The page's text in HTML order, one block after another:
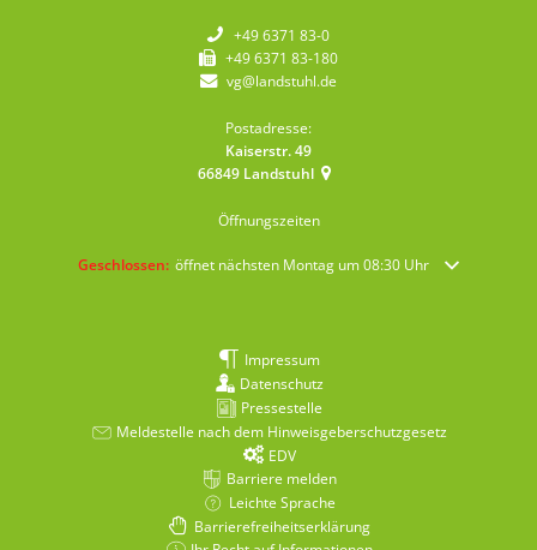
+49 6371 83-0
+49 6371 83-180
vg@landstuhl.de
Postadresse:
Kaiserstr. 49
66849 Landstuhl
Öffnungszeiten
Klicken, um weitere Öffnungs- oder Schließzeiten auszublenden
Geschlossen: öffnet nächsten Montag um 08:30 Uhr
Impressum
Datenschutz
Pressestelle
Meldestelle nach dem Hinweisgeberschutzgesetz
EDV
Barriere melden
Leichte Sprache
Barrierefreiheitserklärung